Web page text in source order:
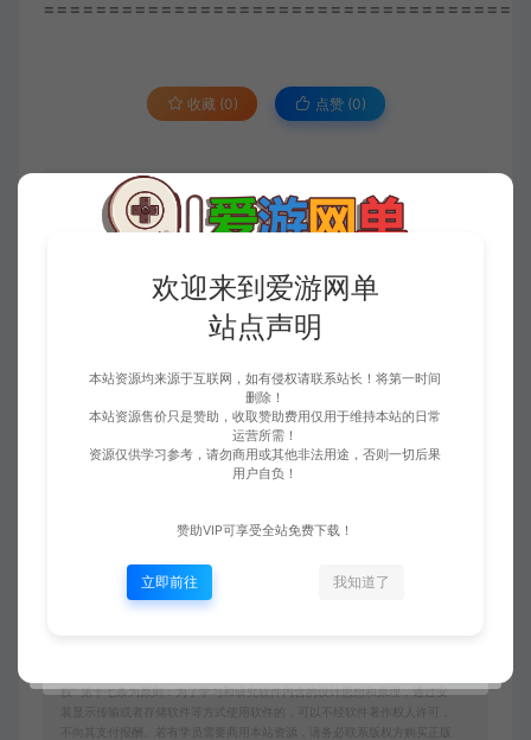
收藏 (0) 点赞 (0)
免责申明
2、如本帖侵犯到任何版权问题，请立即告知本站，本站将及时予与删除并
致以最深的歉意！
3、本站提供的所有资源仅供学习参考使用，版权归原著所有，禁止下载本
站资源参与商业和非法行为，请在24小时之内自行删除！
4、本站会员只是赞助，赞助费用仅维持本站的日常运营开支所需！若您需
运营而引起的一切责任由用户自行承担！
的条件是必须接受本站“免责申明”，如不遵守，请勿访问或使用本网站！
7、本站使用者因为违反本声明的规定而触犯中华人民共和国法律的，一切
后果自己负责，本站不承担任何责任本站已经进行告知义务。
权” 第十七条为原则：为了学习和研究软件内含的设计思想和原理，通过安
装显示传输或者存储软件等方式使用软件的，可以不经软件著作权人许可，
不向其支付报酬。若有学员需要商用本站资源，请务必联系版权方购买正版
欢迎来到爱游网单
站点声明
本站资源均来源于互联网，如有侵权请联系站长！将第一时间
删除！
本站资源售价只是赞助，收取赞助费用仅用于维持本站的日常
运营所需！
资源仅供学习参考，请勿商用或其他非法用途，否则一切后果
用户自负！
赞助VIP可享受全站免费下载！
立即前往 我知道了